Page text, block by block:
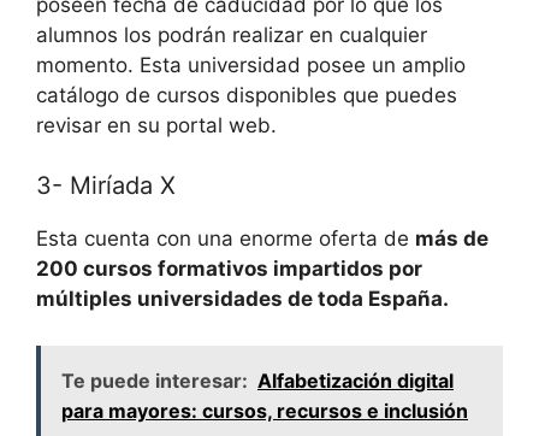
alumnos los podrán realizar en cualquier
momento. Esta universidad posee un amplio
catálogo de cursos disponibles que puedes
revisar en su portal web.
3- Miríada X
Esta cuenta con una enorme oferta de más de
200 cursos formativos impartidos por
múltiples universidades de toda España.
Te puede interesar: Alfabetización digital
para mayores: cursos, recursos e inclusión